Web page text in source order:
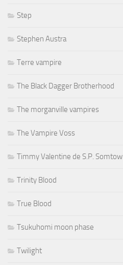
Step
Stephen Austra
Terre vampire
The Black Dagger Brotherhood
The morganville vampires
The Vampire Voss
Timmy Valentine de S.P. Somtow
Trinity Blood
True Blood
Tsukuhomi moon phase
Twilight